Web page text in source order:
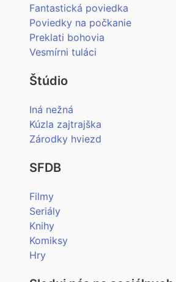
Fantastická poviedka
Poviedky na počkanie
Preklati bohovia
Vesmírni tuláci
Štúdio
Iná nežná
Kúzla zajtrajška
Zárodky hviezd
SFDB
Filmy
Seriály
Knihy
Komiksy
Hry